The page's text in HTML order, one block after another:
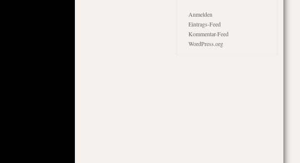
Anmelden
Eintrags-Feed
Kommentar-Feed
WordPress.org